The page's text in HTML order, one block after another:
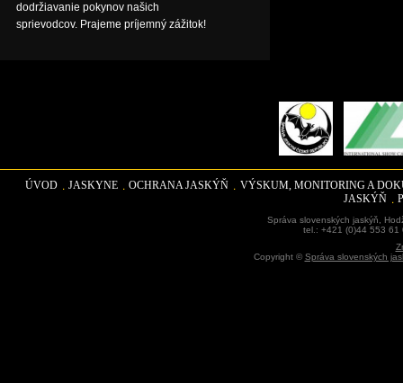
dodržiavanie pokynov našich
sprievodcov. Prajeme príjemný zážitok!
ÚVOD JASKYNE OCHRANA JASKÝŇ
VÝSKUM, MONITORING A
JASKÝŇ
Správa slovenských jaskýň,
tel.: +421 (0)44 553
Copyright ©Správa slovenských